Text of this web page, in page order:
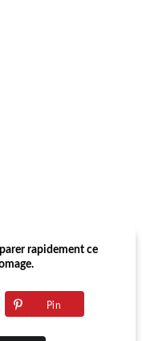
rapidement ce
Pin